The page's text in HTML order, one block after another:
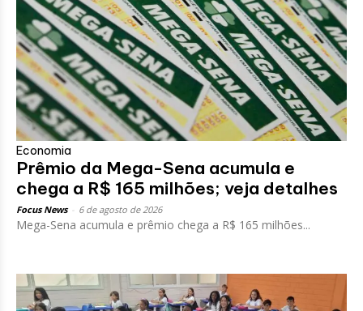
Economia
Prêmio da Mega-Sena acumula e
chega a R$ 165 milhões; veja detalhes
Focus News 6 de agosto de 2026
Mega-Sena acumula e prêmio chega a R$ 165 milhões...